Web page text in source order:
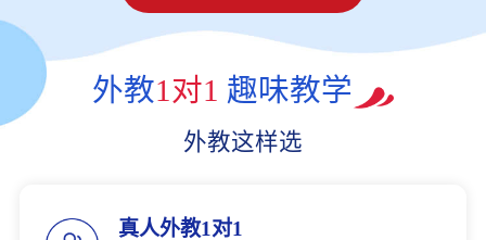
外教1对1 趣味教学
外教这样选
真人外教1对1